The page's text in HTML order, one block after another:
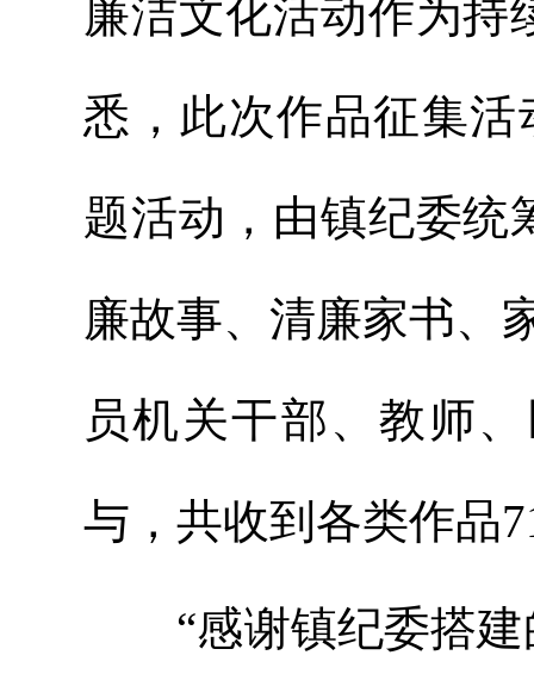
廉洁文化活动作为持
悉，此次作品征集
题活动，由镇纪委统
廉故事、清廉家书、
员机关干部、教师
与，共收到各类作品
“感谢镇纪委搭建